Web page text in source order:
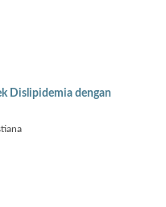
Dislipidemia dengan